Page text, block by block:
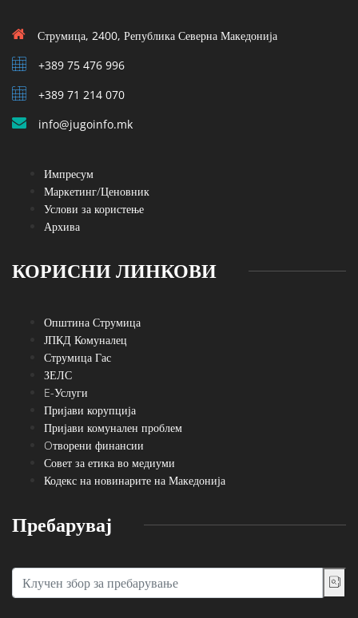
Струмица, 2400, Република Северна Македонија
+389 75 476 996
+389 71 214 070
info@jugoinfo.mk
Импресум
Маркетинг/Ценовник
Услови за користење
Архива
КОРИСНИ ЛИНКОВИ
Општина Струмица
ЈПКД Комуналец
Струмица Гас
ЗЕЛС
E-Услуги
Пријави корупција
Пријави комунален проблем
Oтворени финансии
Совет за етика во медиуми
Кодекс на новинарите на Македонија
Пребарувај